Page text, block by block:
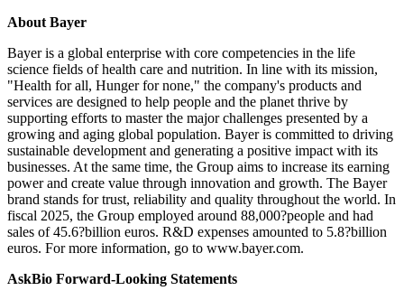
About Bayer
Bayer is a global enterprise with core competencies in the life
science fields of health care and nutrition. In line with its mission,
"Health for all, Hunger for none," the company's products and
services are designed to help people and the planet thrive by
supporting efforts to master the major challenges presented by a
growing and aging global population. Bayer is committed to driving
sustainable development and generating a positive impact with its
businesses. At the same time, the Group aims to increase its earning
power and create value through innovation and growth. The Bayer
brand stands for trust, reliability and quality throughout the world. In
fiscal 2025, the Group employed around 88,000?people and had
sales of 45.6?billion euros. R&D expenses amounted to 5.8?billion
euros. For more information, go to www.bayer.com.
AskBio Forward-Looking Statements